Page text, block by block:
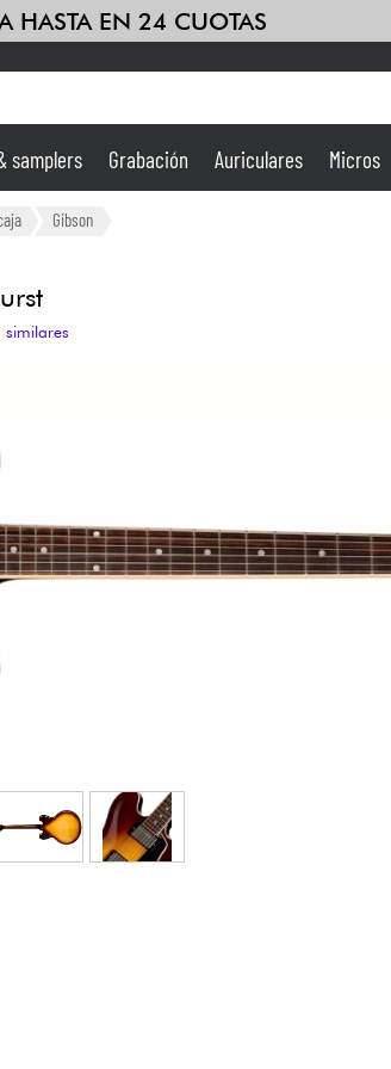
HASTA EN 24 CUOTAS
Bundle
samplers Grabación Auriculares Micros
Gibson
similares